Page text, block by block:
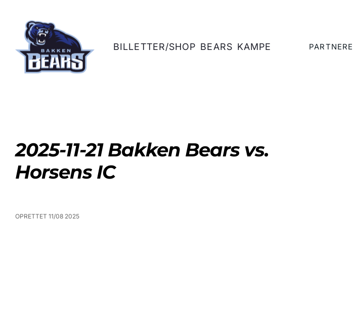
BILLETTER/SHOP BEARS KAMPE PARTNERE
2025-11-21 Bakken Bears vs.
Horsens IC
OPRETTET 11/08 2025